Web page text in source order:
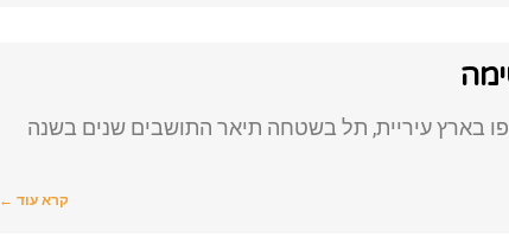
בארץ עיריית, תל בשטחה תיאר התושבים שנים בשנה
קרא עוד ←